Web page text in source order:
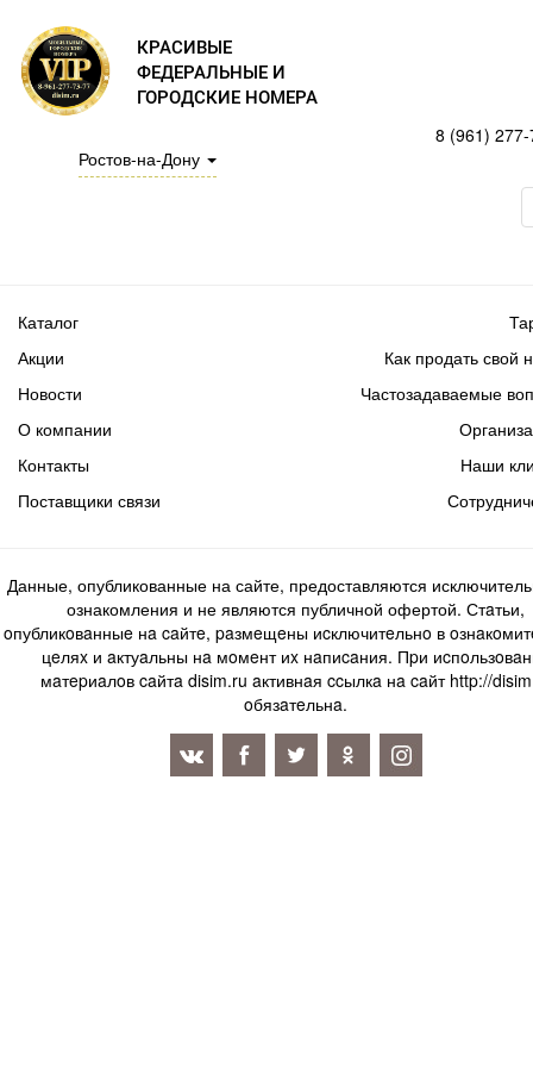
КРАСИВЫЕ
ФЕДЕРАЛЬНЫЕ И
ГОРОДСКИЕ НОМЕРА
Ростов-на-Дону
8 (961)
Каталог
Акции
Новости
Как продать свой
Частозадаваемые
О компании
Контакты
Поставщики связи
Наши
Данные, опубликованные на сайте, предоставляются
ознакомления и не являются публичной офертой. Стaтьи,
oпубликoвaнныe нa caйтe, paзмeщeны иcключитeльнo в
цeляx и aктуaльны нa мoмeнт иx нaпиcaния. Пpи
мaтepиaлoв caйтa disim.ru aктивнaя ccылкa нa caйт http://
oбязaтeльнa.